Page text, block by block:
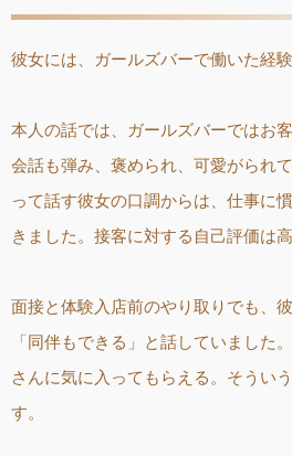
彼女には、ガールズバーで働いた経
本人の話では、ガールズバーではお
会話も弾み、褒められ、可愛がられ
って話す彼女の口調からは、仕事に
きました。接客に対する自己評価は高
面接と体験入店前のやり取りでも、
「同伴もできる」と話していました
さんに気に入ってもらえる。そうい
す。